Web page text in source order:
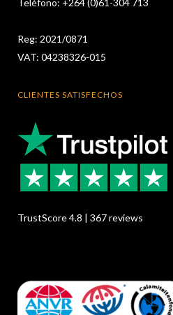
Teléfono: +264 (0)61-304 713
Reg: 2021/0871
VAT: 04238326-015
CLIENTES SATISFECHOS
TrustScore 4.8 | 367 reviews